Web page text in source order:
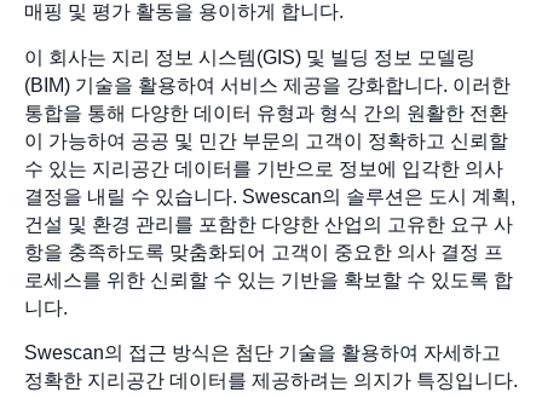
매핑 및 평가 활동을 용이하게 합니다.
이 회사는 지리 정보 시스템(GIS) 및 빌딩 정보 모델링
(BIM) 기술을 활용하여 서비스 제공을 강화합니다. 이러한
통합을 통해 다양한 데이터 유형과 형식 간의 원활한 전환
이 가능하여 공공 및 민간 부문의 고객이 정확하고 신뢰할
수 있는 지리공간 데이터를 기반으로 정보에 입각한 의사
결정을 내릴 수 있습니다. Swescan의 솔루션은 도시 계획,
건설 및 환경 관리를 포함한 다양한 산업의 고유한 요구 사
항을 충족하도록 맞춤화되어 고객이 중요한 의사 결정 프
로세스를 위한 신뢰할 수 있는 기반을 확보할 수 있도록 합
니다.
Swescan의 접근 방식은 첨단 기술을 활용하여 자세하고
정확한 지리공간 데이터를 제공하려는 의지가 특징입니다.